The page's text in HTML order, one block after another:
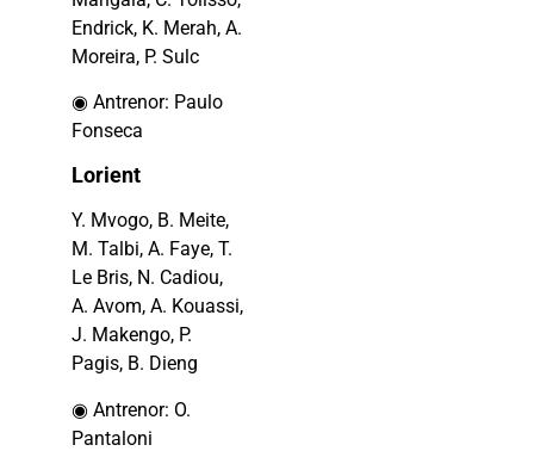
Endrick, K. Merah, A.
Moreira, P. Sulc
◉ Antrenor: Paulo
Fonseca
Lorient
Y. Mvogo, B. Meite,
M. Talbi, A. Faye, T.
Le Bris, N. Cadiou,
A. Avom, A. Kouassi,
J. Makengo, P.
Pagis, B. Dieng
◉ Antrenor: O.
Pantaloni